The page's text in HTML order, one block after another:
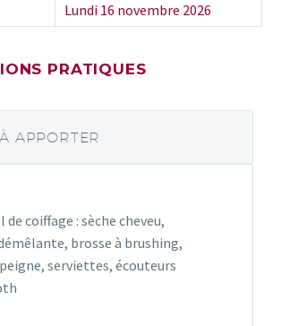
Lundi 16 novembre 2026
PRATIQUES
APPORTER
de coiffage : sèche cheveu,
brosse à brushing,
serviettes, écouteurs